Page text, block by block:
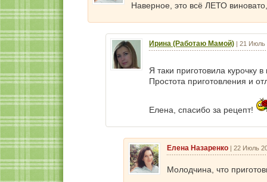
Наверное, это всё ЛЕТО
Ирина (Работаю Мамой) | 21 Июль
Я таки приготовила курочку
Простота приготовления и
Елена, спасибо за рецепт!
Елена Назаренко | 22 Июль
Молодчина, что